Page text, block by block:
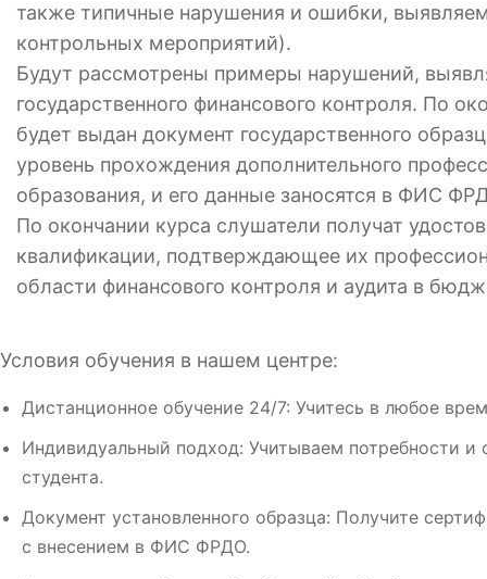
также типичные нарушения и ошибки,
контрольных мероприятий).
Будут рассмотрены примеры нарушений,
государственного финансового контроля. По
будет выдан документ государственного
уровень прохождения дополнительного
образования, и его данные заносятся в ФИС
По окончании курса слушатели получат
квалификации, подтверждающее их
области финансового контроля и аудита в
Условия обучения в нашем центре:
Дистанционное обучение 24/7: Учитесь в любое
Индивидуальный подход: Учитываем потребности и
студента.
Документ установленного образца: Получите
с внесением в ФИС ФРДО.